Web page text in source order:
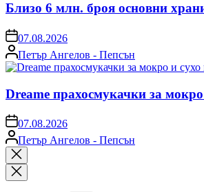
Близо 6 млн. броя основни
on07.08.2026
Posted
by
Петър Ангелов - Пепсън
Dreame прахосмукачки за
on07.08.2026
Posted
by
Петър Ангелов - Пепсън
Close
search